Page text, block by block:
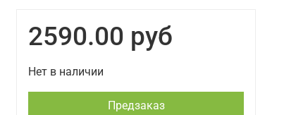
2590.00 руб
Нет в наличии
Предзаказ